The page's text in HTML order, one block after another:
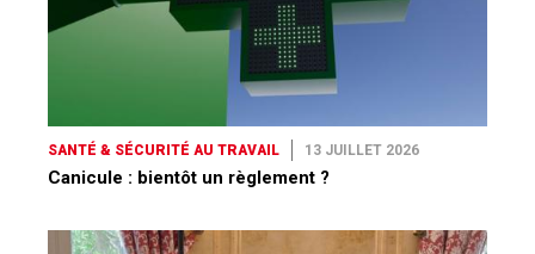
SANTÉ & SÉCURITÉ AU TRAVAIL 13 JUILLET 2026
Canicule : bientôt un règlement ?